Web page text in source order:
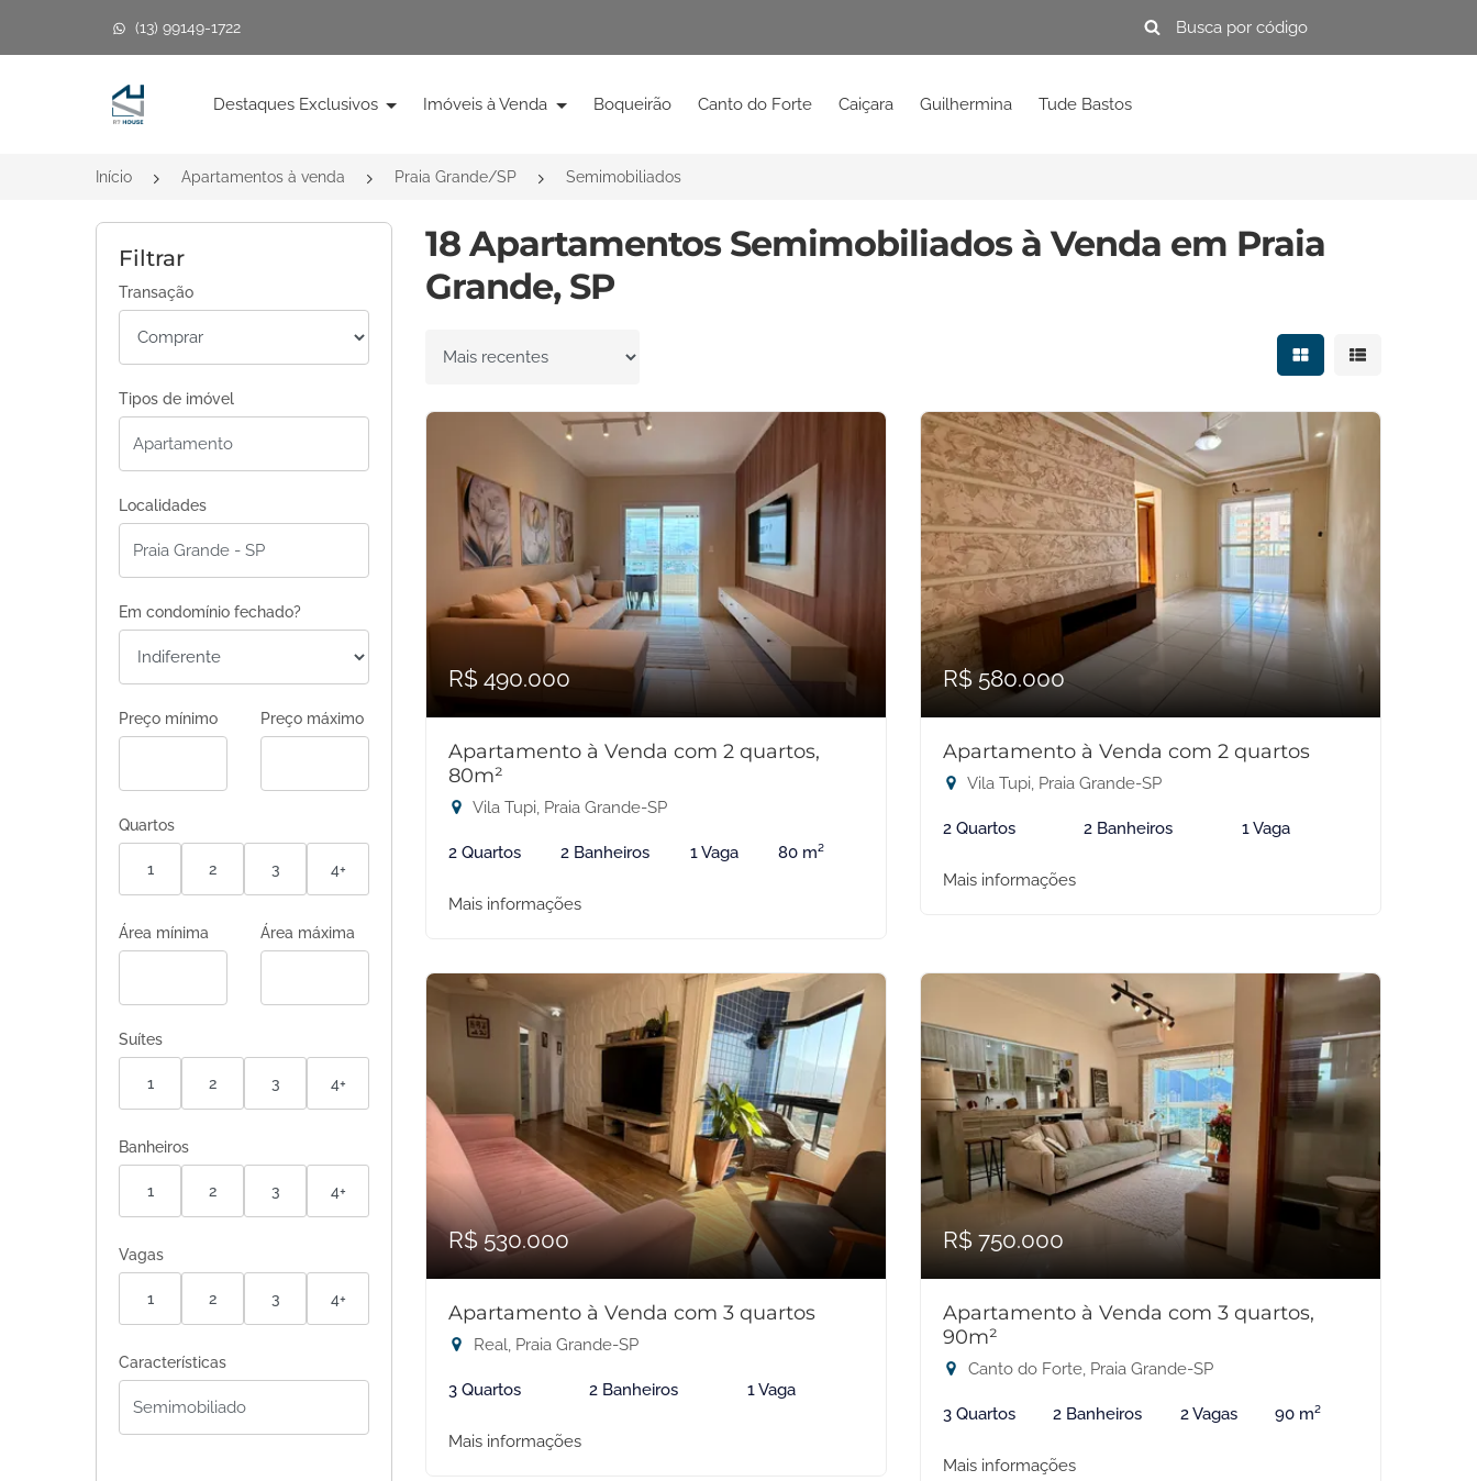
(13) 99149-1722
Página inicial
Destaques Exclusivos Imóveis à Venda Boqueirão Canto do Forte Caiçara Guilhermina Tude Bastos
Início Apartamentos à venda Praia Grande/SP Semimobiliados
Filtrar
Transação
Tipos de imóvel
Localidades
Em condomínio fechado?
Preço mínimo Preço máximo
Quartos
1 2 3 4+
Área mínima Área máxima
Suítes
1 2 3 4+
Banheiros
1 2 3 4+
Vagas
1 2 3 4+
Características
18 Apartamentos Semimobiliados à Venda em Praia
Grande, SP
Ordenar por Mostrar resultados
Mostrar
R$ 490.000
Apartamento à Venda com 2 quartos,
80m²
Vila Tupi, Praia Grande-SP
2 Quartos 2 Banheiros 1 Vaga 80 m²
Mais informações
R$ 580.000
Apartamento à Venda com 2 quartos
Vila Tupi, Praia Grande-SP
2 Quartos 2 Banheiros 1 Vaga
Mais informações
R$ 530.000
Apartamento à Venda com 3 quartos
Real, Praia Grande-SP
3 Quartos 2 Banheiros 1 Vaga
Mais informações
R$ 750.000
Apartamento à Venda com 3 quartos,
90m²
Canto do Forte, Praia Grande-SP
3 Quartos 2 Banheiros 2 Vagas 90 m²
Mais informações